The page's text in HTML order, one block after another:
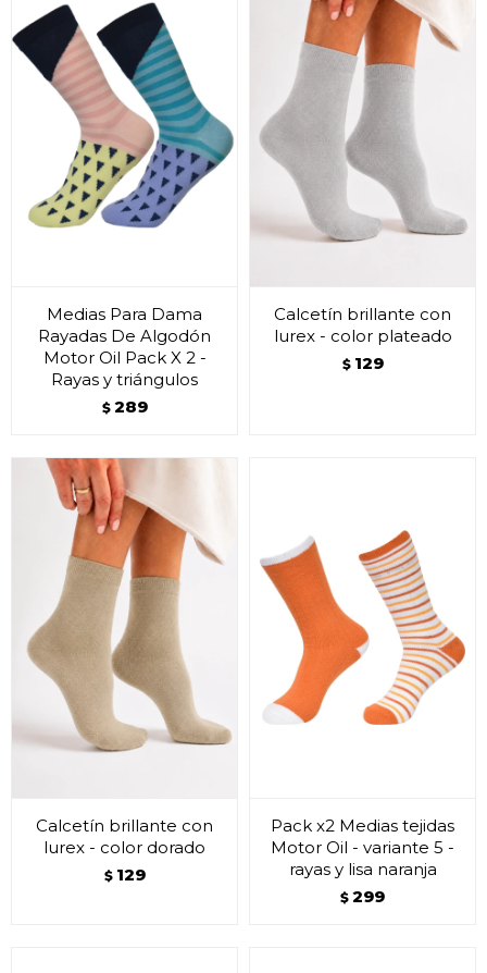
Medias Para Dama
Rayadas De Algodón
Motor Oil Pack X 2 -
Rayas y triángulos
$ 289
Calcetín brillante con
lurex - color plateado
$ 129
Calcetín brillante con
lurex - color dorado
$ 129
Pack x2 Medias tejidas
Motor Oil - variante 5 -
rayas y lisa naranja
$ 299